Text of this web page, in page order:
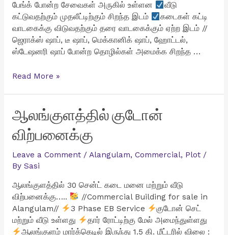
பேங்க் போன்ற சேவைகள் அருகில் உள்ளன
வீடு
கட்டுவதற்கும் முதலீட்டிற்கும் சிறந்த இடம்
கடைகள் கட்டி
வாடகைக்கு விடுவதற்கும் தரை வாடகைக்கும் ஏற்ற இடம் //
ஜெராக்ஸ் ஷாப், டீ ஷாப், மெக்கானிக் ஷாப், ஹோட்டல்,
ஸ்டேஷனரி ஷாப் போன்ற தொழில்கள் அமைக்க சிறந்த …
கீழப்பாவூரில்
கடை
மனை
விற்பனைக்கு
Read More »
ஆலங்குளத்தில் குடோன்
விற்பனைக்கு
Leave a Comment / Alangulam, Commercial, Plot/
By Sasi
ஆலங்குளத்தில் 30 சென்ட் கடை மனை மற்றும் வீடு
விற்பனைக்கு…..
//Commercial Building for sale in
Alangulam//
3 Phase EB Service
குடோன் செட்
மற்றும் வீடு உள்ளது
தார் ரோட்டிற்கு மேல் அமைந்துள்ளது
ஆலங்குளம் மார்க்கெடில் இருந்து 1.5 கி. மீட்டரில் விலை :